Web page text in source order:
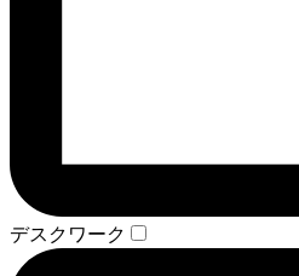
デスクワーク